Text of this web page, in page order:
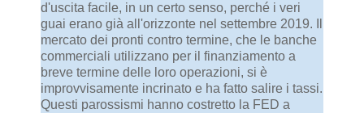
d'uscita facile, in un certo senso, perché i veri
guai erano già all'orizzonte nel settembre 2019. Il
mercato dei pronti contro termine, che le banche
commerciali utilizzano per il finanziamento a
breve termine delle loro operazioni, si è
improvvisamente incrinato e ha fatto salire i tassi.
Questi parossismi hanno costretto la FED a